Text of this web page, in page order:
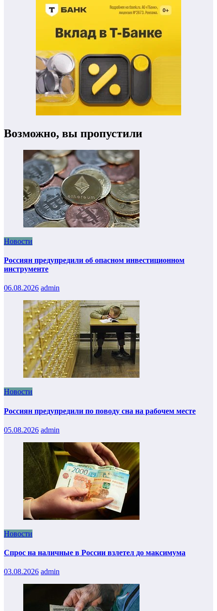
Возможно, вы пропустили
Новости
Россиян предупредили об опасном инвестиционном
инструменте
06.08.2026 admin
Новости
Россиян предупредили по поводу сна на рабочем месте
05.08.2026 admin
Новости
Спрос на наличные в России взлетел до максимума
03.08.2026 admin